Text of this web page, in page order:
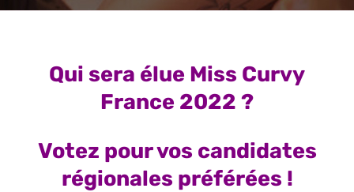
Qui sera élue Miss Curvy
France 2022 ?
Votez pour vos candidates
régionales préférées !